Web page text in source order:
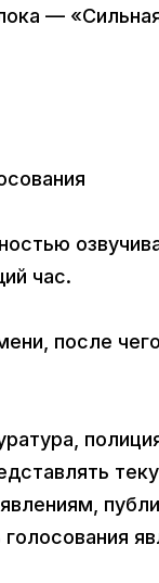
—
час.
после